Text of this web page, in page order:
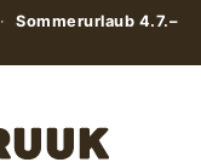
·Sommerurlaub 4.7.–